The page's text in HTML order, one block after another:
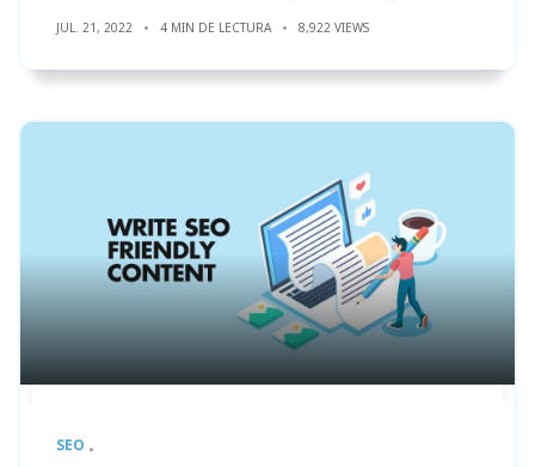
JUL. 21, 2022 4 MIN DE LECTURA 8,922 VIEWS
SEO